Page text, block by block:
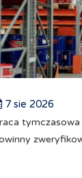
7 sie 2026